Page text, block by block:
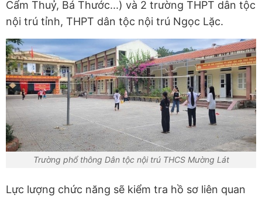
Cẩm Thuỷ, Bá Thước...) và 2 trường THPT dân tộc
nội trú tỉnh, THPT dân tộc nội trú Ngọc Lặc.
Trường phổ thông Dân tộc nội trú THCS Mường Lát
Lực lượng chức năng sẽ kiểm tra hồ sơ liên quan